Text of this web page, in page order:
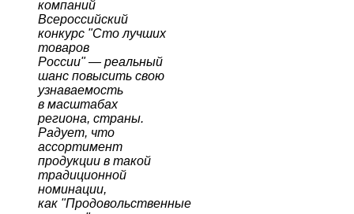
компаний
Всероссийский
конкурс "Сто лучших
товаров
России"— реальный
шанс повысить свою
узнаваемость
в масштабах
региона, страны.
Радует, что
ассортимент
продукции в такой
традиционной
номинации,
как "Продовольственные